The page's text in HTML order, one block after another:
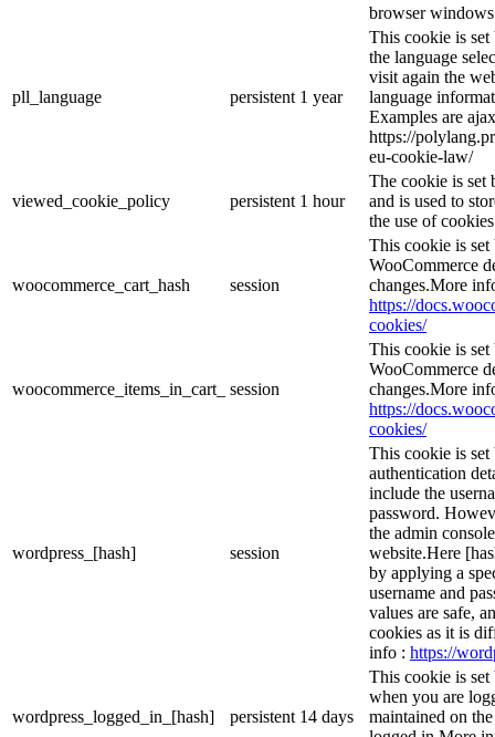
browser
pll_language persistent 1 year
This cookie is set
the language
visit again the
language
Examples are
https://
eu-cookie-law/
viewed_cookie_policy persistent 1 hour
The cookie is set
and is used to
the use of
woocommerce_cart_hash session
This cookie is set
WooCommerce
changes.More
https://
cookies/
woocommerce_items_in_cart_ session
This cookie is set
WooCommerce
changes.More
https://
cookies/
wordpress_[hash] session
This cookie is set
authentication
include the
password.
the admin
website.Here
by applying a
username and
values are safe,
cookies as it is
info : https://
wordpress_logged_in_[hash] persistent 14 days
This cookie is set
when you are
maintained on